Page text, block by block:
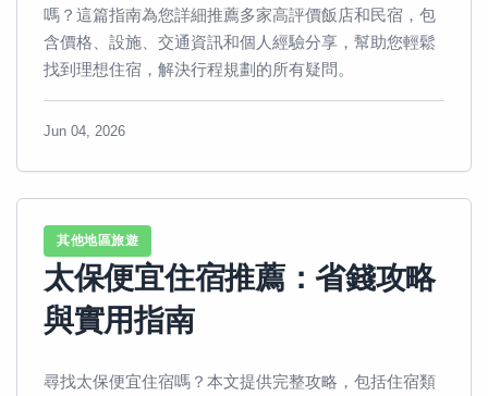
嗎？這篇指南為您詳細推薦多家高評價飯店和民宿，包
含價格、設施、交通資訊和個人經驗分享，幫助您輕鬆
找到理想住宿，解決行程規劃的所有疑問。
Jun 04, 2026
其他地區旅遊
太保便宜住宿推薦：省錢攻略
與實用指南
尋找太保便宜住宿嗎？本文提供完整攻略，包括住宿類